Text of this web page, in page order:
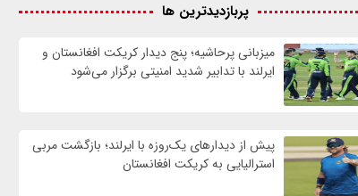
پربازدیدترین ها
میزبانی پرحاشیه؛ پنج دیدار کریکت افغانستان و
ایرلند با تدابیر شدید امنیتی برگزار می‌شود
پیش از دیدارهای یک‌روزه با ایرلند؛ بازگشت مربی
استرالیایی به کریکت افغانستان